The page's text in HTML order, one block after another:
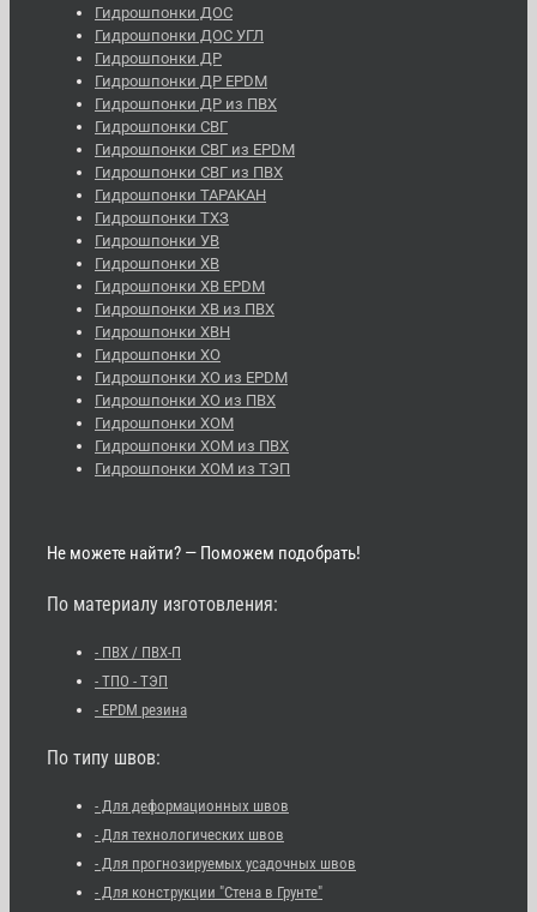
Гидрошпонки ДОС
Гидрошпонки ДОС УГЛ
Гидрошпонки ДР
Гидрошпонки ДР EPDM
Гидрошпонки ДР из ПВХ
Гидрошпонки СВГ
Гидрошпонки СВГ из EPDM
Гидрошпонки СВГ из ПВХ
Гидрошпонки ТАРАКАН
Гидрошпонки ТХЗ
Гидрошпонки УВ
Гидрошпонки ХВ
Гидрошпонки ХВ EPDM
Гидрошпонки ХВ из ПВХ
Гидрошпонки ХВН
Гидрошпонки ХО
Гидрошпонки ХО из EPDM
Гидрошпонки ХО из ПВХ
Гидрошпонки ХОМ
Гидрошпонки ХОМ из ПВХ
Гидрошпонки ХОМ из ТЭП
Не можете найти? — Поможем подобрать!
По материалу изготовления:
- ПВХ / ПВХ-П
- ТПО - ТЭП
- EPDM резина
По типу швов:
- Для деформационных швов
- Для технологических швов
- Для прогнозируемых усадочных швов
- Для конструкции "Стена в Грунте"